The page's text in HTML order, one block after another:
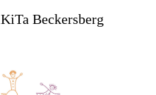
KiTa Beckersberg